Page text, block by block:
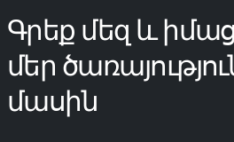
Գրեք մեզ և
մեր
մասին